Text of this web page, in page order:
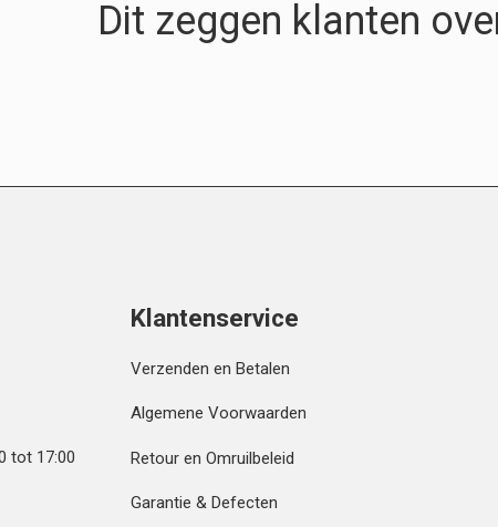
Dit zeggen klanten
tot 17:00
Klantenservice
Verzenden en Betalen
Algemene Voorwaarden
Retour en Omruilbeleid
Garantie & Defecten